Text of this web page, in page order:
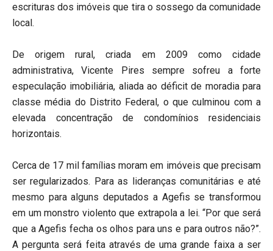
escrituras dos imóveis que tira o sossego da comunidade
local.
De origem rural, criada em 2009 como cidade
administrativa, Vicente Pires sempre sofreu a forte
especulação imobiliária, aliada ao déficit de moradia para
classe média do Distrito Federal, o que culminou com a
elevada concentração de condomínios residenciais
horizontais.
Cerca de 17 mil famílias moram em imóveis que precisam
ser regularizados. Para as lideranças comunitárias e até
mesmo para alguns deputados a Agefis se transformou
em um monstro violento que extrapola a lei. “Por que será
que a Agefis fecha os olhos para uns e para outros não?”.
A pergunta será feita através de uma grande faixa a ser